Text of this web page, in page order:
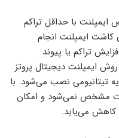
ایمپلنت با حداقل تراکم
کاشت ایمپلنت انجام
تراکم یا پیوند
در روش ایمپلنت دیجیتال پروتز
تیتانیومی نصب می‌شود. با
مشخص نمی‌شود و امکان
کاهش می‌یابد.